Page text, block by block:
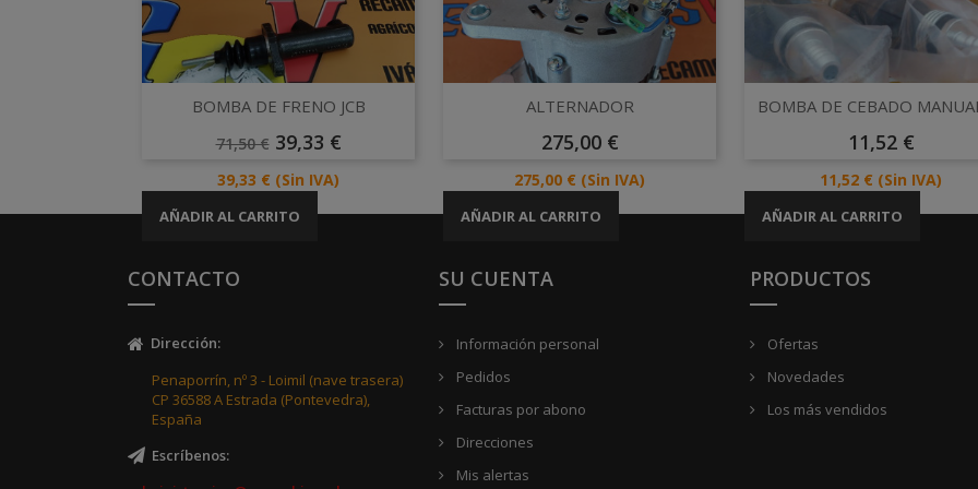
Vista rápida
BOMBA DE FRENO JCB
Precio
71,50 € Precio
39,33 €
Precio
39,33 € (Sin IVA)
AÑADIR AL CARRITO
Vista rápida
ALTERNADOR
Precio
275,00 €
Precio
275,00 € (Sin IVA)
AÑADIR AL CARRITO
 Vista rápida
BOMBA DE CEBADO
Precio
11,52 €
Precio
11,52 € (Sin IVA)
AÑADIR AL CARRITO
CONTACTO
Dirección:
Penaporrín, nº 3 - Loimil (nave trasera)
CP 36588 A Estrada (Pontevedra),
España
Escríbenos:
SU CUENTA
Información personal
Pedidos
Facturas por abono
Direcciones
Mis alertas
PRODUCTOS
Ofertas
Novedades
Los más vendidos